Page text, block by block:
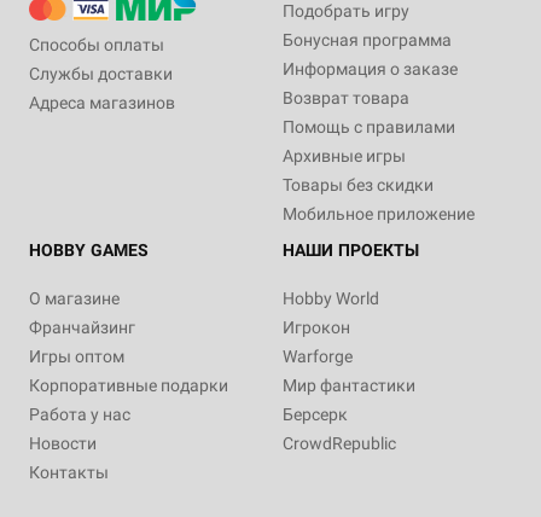
Способы оплаты
Службы доставки
Адреса магазинов
Подобрать игру
Бонусная программа
Информация о заказе
Возврат товара
Помощь с правилами
Архивные игры
Товары без скидки
Мобильное приложение
HOBBY GAMES
О магазине
Франчайзинг
Игры оптом
Корпоративные подарки
Работа у нас
Новости
Контакты
НАШИ ПРОЕКТЫ
Hobby World
Игрокон
Warforge
Мир фантастики
Берсерк
CrowdRepublic